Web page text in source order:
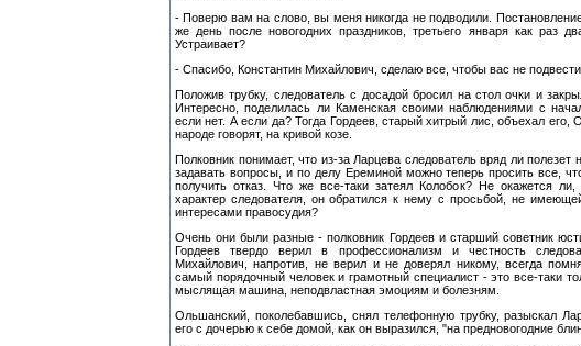
- Поверю вам на слово, вы меня никогда не подводили.
же день после новогодних праздников, третьего января как раз
Устраивает?
- Спасибо, Константин Михайлович, сделаю все, чтобы вас не подвести.
Положив трубку, следователь с досадой бросил на стол очки и
Интересно, поделилась ли Каменская своими наблюдениями с
если нет. А если да? Тогда Гордеев, старый хитрый лис, объехал его,
народе говорят, на кривой козе.
Полковник понимает, что из-за Ларцева следователь вряд ли полезет
задавать вопросы, и по делу Ереминой можно теперь просить все,
получить отказ. Что же все-таки затеял Колобок? Не окажется
характер следователя, он обратился к нему с просьбой, не
интересами правосудия?
Очень они были разные - полковник Гордеев и старший советник
Гордеев твердо верил в профессионализм и честность
Михайлович, напротив, не верил и не доверял никому, всегда
самый порядочный человек и грамотный специалист - это все-таки
мыслящая машина, неподвластная эмоциям и болезням.
Ольшанский, поколебавшись, снял телефонную трубку, разыскал
его с дочерью к себе домой, как он выразился, "на предновогодние